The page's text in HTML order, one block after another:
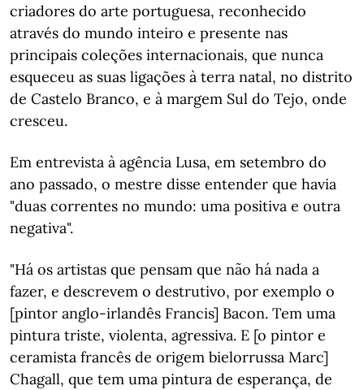
criadores do arte portuguesa, reconhecido
através do mundo inteiro e presente nas
principais coleções internacionais, que nunca
esqueceu as suas ligações à terra natal, no distrito
de Castelo Branco, e à margem Sul do Tejo, onde
cresceu.
Em entrevista à agência Lusa, em setembro do
ano passado, o mestre disse entender que havia
"duas correntes no mundo: uma positiva e outra
negativa".
"Há os artistas que pensam que não há nada a
fazer, e descrevem o destrutivo, por exemplo o
[pintor anglo-irlandês Francis] Bacon. Tem uma
pintura triste, violenta, agressiva. E [o pintor e
ceramista francês de origem bielorrussa Marc]
Chagall, que tem uma pintura de esperança, de